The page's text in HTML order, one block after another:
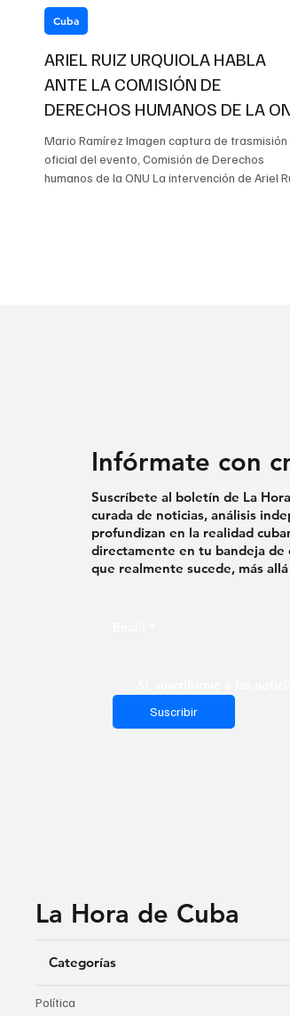
ARIEL RUIZ URQUIOLA HABLA
ANTE LA COMISIÓN DE
DERECHOS HUMANOS DE LA
A PESAR DE SER INTERRUMPID
Mario Ramírez Imagen captura de trasmisión
oficial del evento, Comisión de Derechos
humanos de la ONU La intervención de Ariel
Cuba
Infórmate con
Suscribir
Suscríbete al boletín de La
curada de noticias, análisis
profundizan en la realidad
directamente en tu bandeja
que realmente sucede, más
La Hora de Cuba
Categorías
Política